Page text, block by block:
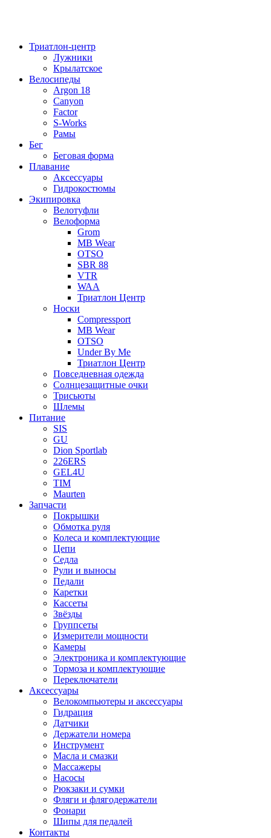
Триатлон-центр
Лужники
Крылатское
Велосипеды
Argon 18
Canyon
Factor
S-Works
Рамы
Бег
Беговая форма
Плавание
Аксессуары
Гидрокостюмы
Экипировка
Велотуфли
Велоформа
Grom
MB Wear
OTSO
SBR 88
VTR
WAA
Триатлон Центр
Носки
Compressport
MB Wear
OTSO
Under By Me
Триатлон Центр
Повседневная одежда
Солнцезащитные очки
Трисьюты
Шлемы
Питание
SIS
GU
Dion Sportlab
226ERS
GEL4U
TIM
Maurten
Запчасти
Покрышки
Обмотка руля
Колеса и комплектующие
Цепи
Седла
Рули и выносы
Педали
Каретки
Кассеты
Звёзды
Группсеты
Измерители мощности
Камеры
Электроника и комплектующие
Тормоза и комплектующие
Переключатели
Аксессуары
Велокомпьютеры и аксессуары
Гидрация
Датчики
Держатели номера
Инструмент
Масла и смазки
Массажеры
Насосы
Рюкзаки и сумки
Фляги и флягодержатели
Фонари
Шипы для педалей
Контакты